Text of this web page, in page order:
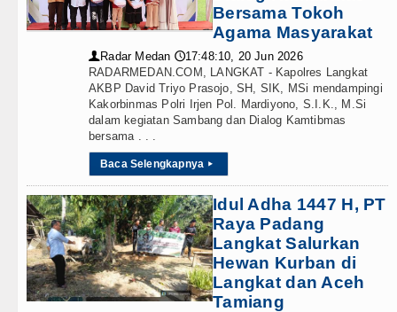
Siraman Rohani
yang Cepat dan Humanis
Ajang Silahturahmi
Percepat Usulan BKP 2027
Pelayanan Primer
Tebing Tinggi
2026 Pukul 20.30 WIB
9 Agustus 2026 Pukul 18.00 WIB
Bersama Tokoh
Agama Masyarakat
👤 Radar Medan 🕔17:48:10, 20 Jun 2026
RADARMEDAN.COM, LANGKAT - Kapolres Langkat
AKBP David Triyo Prasojo, SH, SIK, MSi mendampingi
Kakorbinmas Polri Irjen Pol. Mardiyono, S.I.K., M.Si
dalam kegiatan Sambang dan Dialog Kamtibmas
bersama . . .
Baca Selengkapnya ▸
Idul Adha 1447 H, PT
Raya Padang
Langkat Salurkan
Hewan Kurban di
Langkat dan Aceh
Tamiang